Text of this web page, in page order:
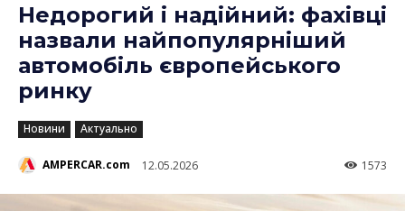
Недорогий і надійний: фахівці
назвали найпопулярніший
автомобіль європейського
ринку
Новини Актуально
AMPERCAR.com 12.05.2026 1573